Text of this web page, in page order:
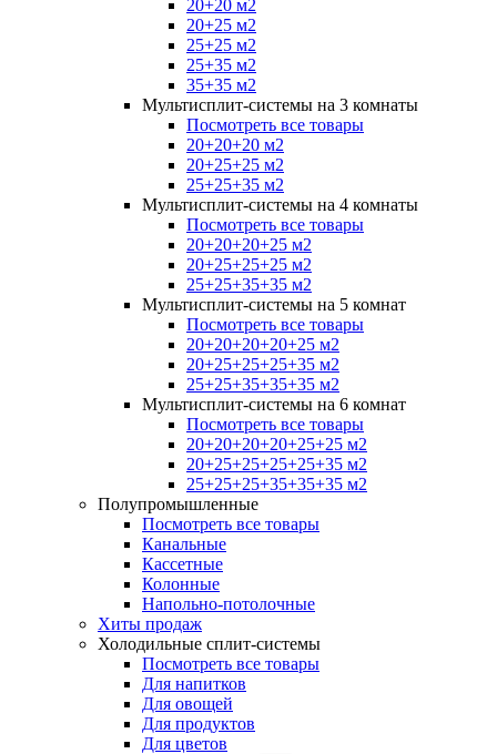
20+20 м2
20+25 м2
25+25 м2
25+35 м2
35+35 м2
Мультисплит-системы на 3 комнаты
Посмотреть все товары
20+20+20 м2
20+25+25 м2
25+25+35 м2
Мультисплит-системы на 4 комнаты
Посмотреть все товары
20+20+20+25 м2
20+25+25+25 м2
25+25+35+35 м2
Мультисплит-системы на 5 комнат
Посмотреть все товары
20+20+20+20+25 м2
20+25+25+25+35 м2
25+25+35+35+35 м2
Мультисплит-системы на 6 комнат
Посмотреть все товары
20+20+20+20+25+25 м2
20+25+25+25+25+35 м2
25+25+25+35+35+35 м2
Полупромышленные
Посмотреть все товары
Канальные
Кассетные
Колонные
Напольно-потолочные
Хиты продаж
Холодильные сплит-системы
Посмотреть все товары
Для напитков
Для овощей
Для продуктов
Для цветов